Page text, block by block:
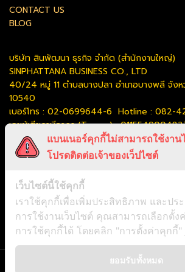
CONTACT US
BLOG
บริษัท สินพัฒนา ธุรกิจ จำกัด (สำนักงานใหญ่)
SINPHATTANA BUSINESS CO., LTD
40/24 หมู่ 11 ตำบลบางปลา อำเภอบางพลี จังห
10540
เบอร์โทร : 02-0699644-6 Hotline : 082-
เลขผู้เสียภาษีอากร (Tax no) :
Certified ISO 9001:2015เบอร์โทรสาร :
E-Mail : contact@sinphattana.com
โยบายความเป็นส่วนตัว
วันและเวลาทำการ : วันจันทร์ - วันเสาร์ (8.00-
และวันหยุดประจำปีตามประกาศของบริษัทฯ
We use cookies to improve your
แบนเนอร์คุกกี้ไม่สามารถใช้งา
โปรดติดต่อเจ้าของเว็ปไซต์
เว็บไซต์นี้ใช้คุกกี้
เราใช้คุกกี้เพื่อเพิ่มประสิทธิภาพ และป
การใช้งานเว็บไซต์ คุณสามารถเลือกตั้ง
การใช้คุกกี้ได้ โดยคลิก "การตั้งค่าคุกกี้"
ยอมรับทั้งหมด